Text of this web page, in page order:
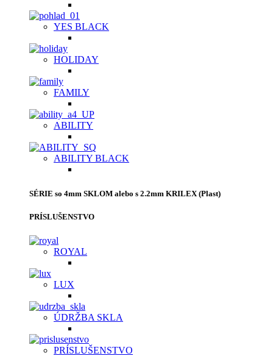
YES BLACK
HOLIDAY
FAMILY
ABILITY
ABILITY BLACK
SÉRIE so 4mm SKLOM alebo s 2.2mm KRILEX (Plast)
PRÍSLUŠENSTVO
ROYAL
LUX
ÚDRŽBA SKLA
PRÍSLUŠENSTVO